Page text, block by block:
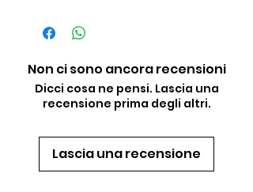
Non ci sono ancora recensioni
Dicci cosa ne pensi. Lascia una
recensione prima degli altri.
Lascia una recensione